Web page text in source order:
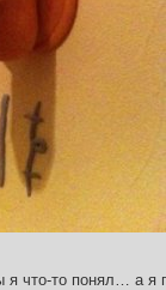
я что-то понял… а